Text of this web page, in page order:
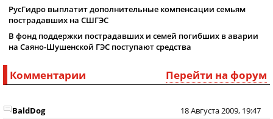
РусГидро выплатит дополнительные компенсации семьям
пострадавших на СШГЭС
В фонд поддержки пострадавших и семей погибших в аварии
на Саяно-Шушенской ГЭС поступают средства
Перейти на форум
Комментарии
18 Августа 2009, 19:47
BaldDog